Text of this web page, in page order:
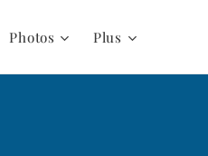
Photos Plus